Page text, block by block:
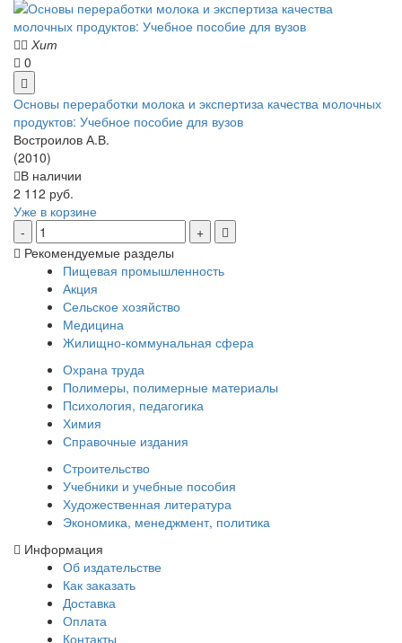
Хит
0
Основы переработки молока и экспертиза качества молочных
продуктов: Учебное пособие для вузов
Востроилов А.В.
(2010)
В наличии
2 112 руб.
Уже в корзине
Рекомендуемые разделы
Пищевая промышленность
Акция
Сельское хозяйство
Медицина
Жилищно-коммунальная сфера
Охрана труда
Полимеры, полимерные материалы
Психология, педагогика
Химия
Справочные издания
Строительство
Учебники и учебные пособия
Художественная литература
Экономика, менеджмент, политика
Информация
Об издательстве
Как заказать
Доставка
Оплата
Контакты